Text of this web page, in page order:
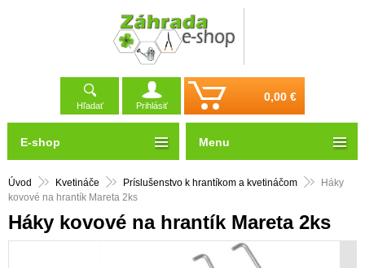
Hľadať Prihlásiť
0,00 €
Úvod Kvetináče Príslušenstvo k hrantíkom a kvetináčom
Háky
kovové na hrantík Mareta 2ks
Háky kovové na hrantík Mareta 2ks
E-shop Menu